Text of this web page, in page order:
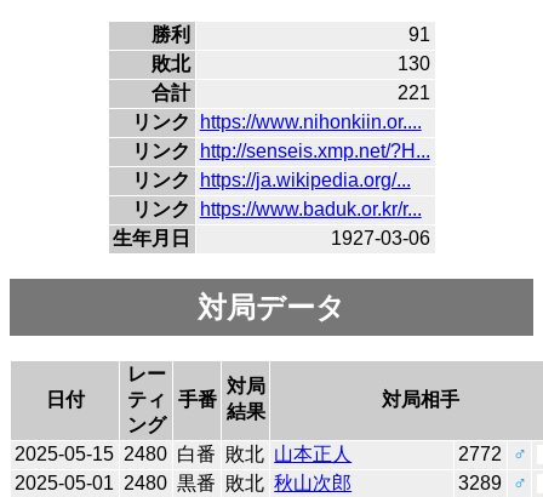
勝利
91
敗北
130
合計
221
リンク
https://www.nihonkiin.or....
リンク
http://senseis.xmp.net/?H...
リンク
https://ja.wikipedia.org/...
リンク
https://www.baduk.or.kr/r...
生年月日
1927-03-06
対局データ
日付
レー
ティ
ング
手番
対局
結果
対局相手
2025-05-15 2480 白番 敗北 山本正人 2772
♂
2025-05-01 2480 黒番 敗北 秋山次郎 3289
♂